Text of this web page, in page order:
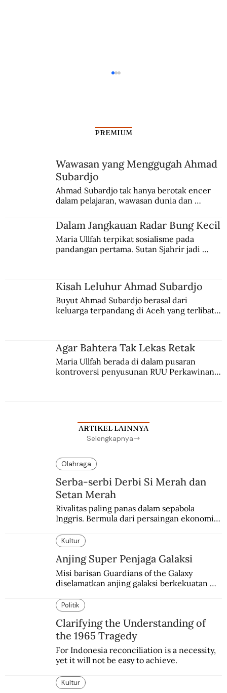
Empat Partai Ini Terjerat Korupsi
PREMIUM
Wawasan yang Menggugah Ahmad
Subardjo
Ahmad Subardjo tak hanya berotak encer
dalam pelajaran, wawasan dunia dan
Jules Verne, Multatuli, hingga Sun Yat-sen.
Dalam Jangkauan Radar Bung Kecil
Maria Ullfah terpikat sosialisme pada
pandangan pertama. Sutan Sjahrir jadi
Kisah Leluhur Ahmad Subardjo
Buyut Ahmad Subardjo berasal dari
keluarga terpandang di Aceh yang terlibat
Agar Bahtera Tak Lekas Retak
Maria Ullfah berada di dalam pusaran
kontroversi penyusunan RUU Perkawinan.
ARTIKEL LAINNYA
Selengkapnya
Olahraga
Serba-serbi Derbi Si Merah dan
Setan Merah
Rivalitas paling panas dalam sepabola
Inggris. Bermula dari persaingan ekonomi
Kultur
Anjing Super Penjaga Galaksi
Misi barisan Guardians of the Galaxy
diselamatkan anjing galaksi berkekuatan
si martir antariksa Soviet.
Politik
Clarifying the Understanding of
the 1965 Tragedy
For Indonesia reconciliation is a necessity,
yet it will not be easy to achieve.
Kultur